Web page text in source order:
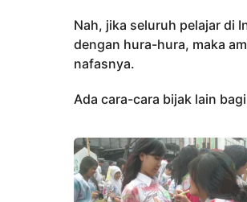
Nah, jika seluruh pelajar di
dengan hura-hura, maka
nafasnya.
Ada cara-cara bijak lain